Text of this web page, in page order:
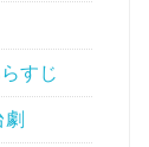
すじ